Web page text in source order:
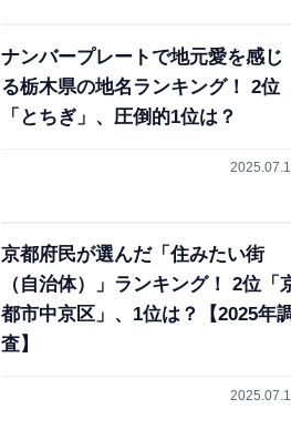
ナンバープレートで地元愛を感じ
る栃木県の地名ランキング！ 2位
「とちぎ」、圧倒的1位は？
京都府民が選んだ「住みたい街
（自治体）」ランキング！ 2位「
都市中京区」、1位は？【2025年
査】